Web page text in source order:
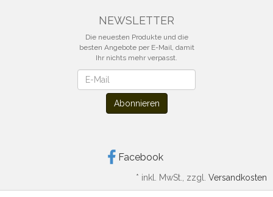
NEWSLETTER
Die neuesten Produkte und die
besten Angebote per E-Mail, damit
Ihr nichts mehr verpasst.
Abonnieren
Facebook
* inkl. MwSt., zzgl. Versandkosten